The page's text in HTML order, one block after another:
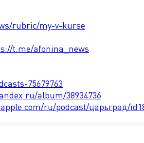
rubric/my-v-kurse
t.me/afonina_news
75679763
album/38934736
ru/podcast/царьград/